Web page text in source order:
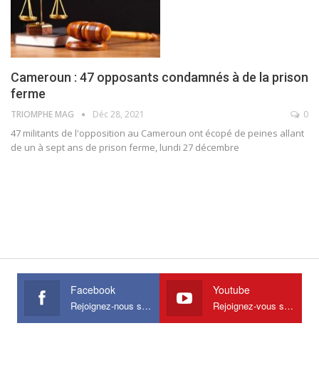
Cameroun : 47 opposants condamnés à de la prison
ferme
TRIOMPHE MAG Déc 28, 2021 0
47 militants de l'opposition au Cameroun ont écopé de peines allant
de un à sept ans de prison ferme, lundi 27 décembre
Facebook
Rejoignez-nous sur Facebook
Youtube
Rejoignez-vous sur Youtube